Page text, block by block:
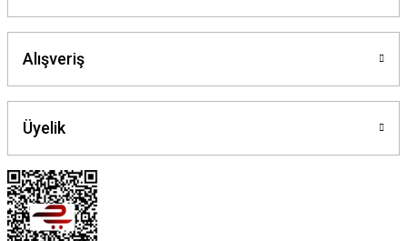
Alışveriş
Üyelik